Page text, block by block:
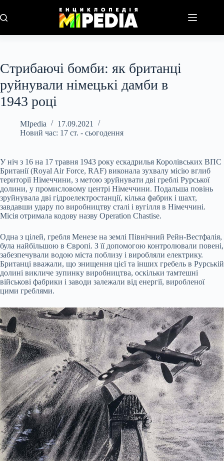
до
вмісту
Стрибаючі бомби: як британці
руйнували німецькі дамби в
1943 році
MIpedia
17.09.2021
Новий час: 17 ст. - сьогодення
У ніч з 16 на 17 травня 1943 року ескадрилья Королівських ВПС
Британії (Royal Air Force, RAF) виконала зухвалу місію вглиб
території Німеччини, з метою зруйнувати дві греблі Рурської
долини, у промисловому центрі Німеччини. Подальша повінь
зруйнувала дві гідроелектростанції, кілька фабрик і шахт,
завдавши удару по виробництву сталі і вугілля в Німеччині.
Місія отримала кодову назву Operation Chastise.
Одна з цілей, гребля Менезе на землі Північний Рейн-Вестфалія,
була найбільшою в Європі. З її допомогою контролювали повені,
забезпечували водою міста поблизу і виробляли електрику.
Британці вважали, що знищення цієї та інших гребель в Рурській
долині викличе зупинку виробництва, оскільки тамтешні
військові фабрики і заводи залежали від енергії, виробленої
цими греблями.